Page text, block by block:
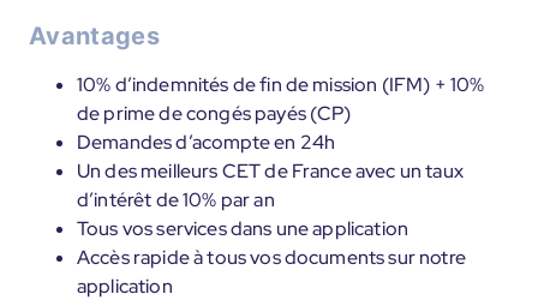
Avantages
10% d’indemnités de fin de mission (IFM) + 10%
de prime de congés payés (CP)
Demandes d’acompte en 24h
Un des meilleurs CET de France avec un taux
d’intérêt de 10% par an
Tous vos services dans une application
Accès rapide à tous vos documents sur notre
application